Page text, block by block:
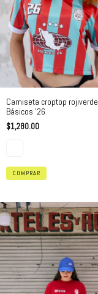
Camiseta croptop rojiverde
Básicos '26
$1,280.00
COMPRAR